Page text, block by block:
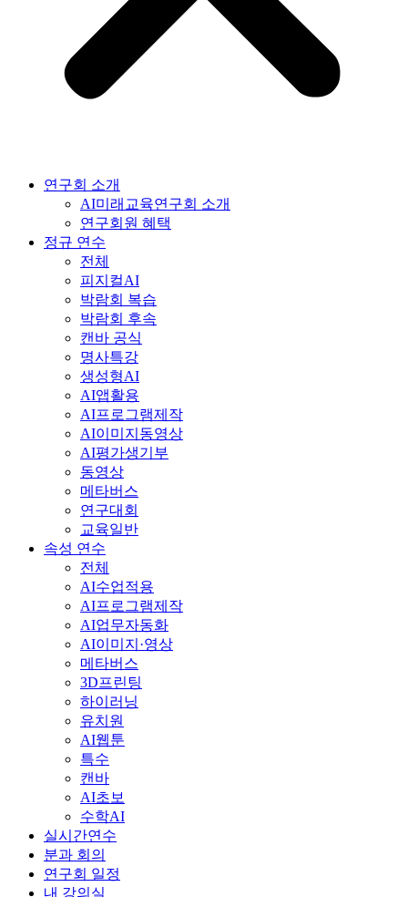
연구회 소개
AI미래교육연구회 소개
연구회원 혜택
정규 연수
전체
피지컬AI
박람회 복습
박람회 후속
캔바 공식
명사특강
생성형AI
AI앱활용
AI프로그램제작
AI이미지동영상
AI평가생기부
동영상
메타버스
연구대회
교육일반
속성 연수
전체
AI수업적용
AI프로그램제작
AI업무자동화
AI이미지·영상
메타버스
3D프린팅
하이러닝
유치원
AI웹툰
특수
캔바
AI초보
수학AI
실시간연수
분과 회의
연구회 일정
내 강의실